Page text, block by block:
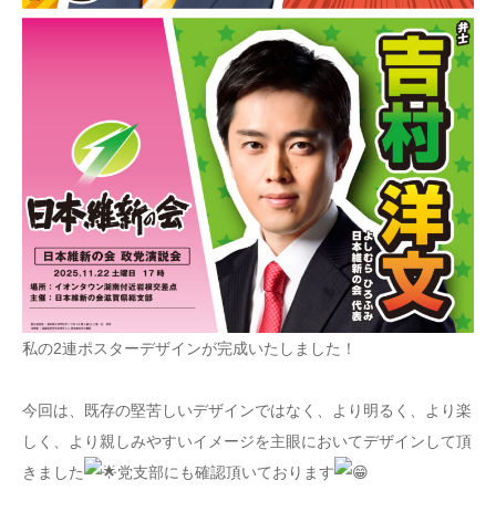
私の2連ポスターデザインが完成いたしました！
今回は、既存の堅苦しいデザインではなく、より明るく、より楽
しく、より親しみやすいイメージを主眼においてデザインして頂
きました
党支部にも確認頂いております